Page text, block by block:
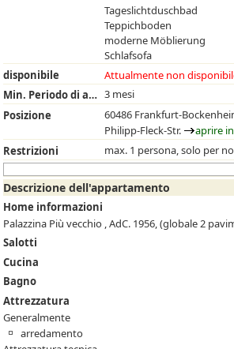
Tageslichtduschbad
Teppichboden
moderne Möblierung
Schlafsofa
disponibile
Attualmente non
Min. Periodo di affitto 3 mesi
Posizione
60486 Frankfurt-
Philipp-Fleck-Str.
aprire
Restrizioni
max. 1 persona, solo per
Descrizione dell'appartamento
Home informazioni
Palazzina Più vecchio , AdC. 1956, (globale 2
Salotti
Cucina
Bagno
Attrezzatura
Generalmente
arredamento